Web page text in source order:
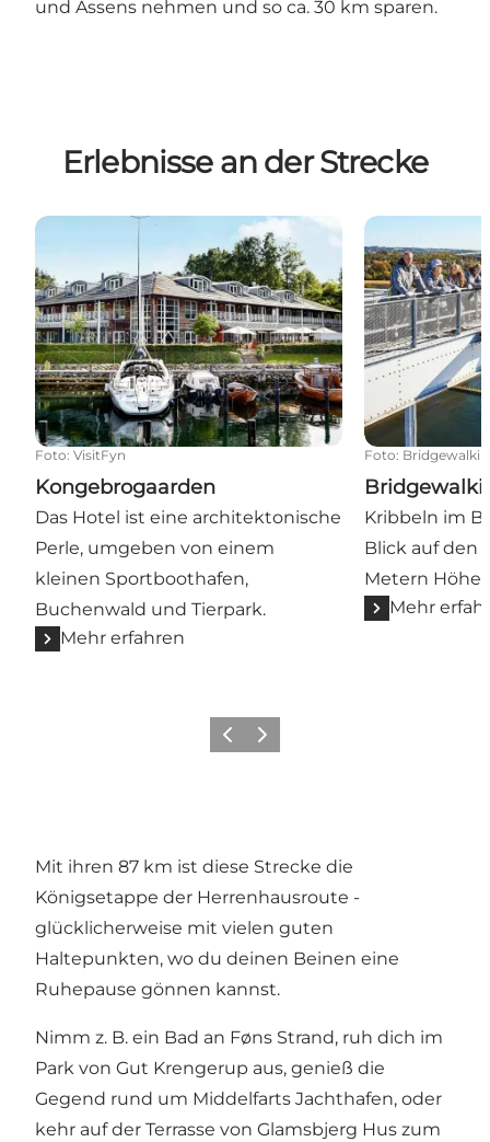
und Assens nehmen und so ca. 30 km sparen.
Erlebnisse an der Strecke
Kongebrogaarden
Foto: VisitFyn
Kongebrogaarden
Das Hotel ist eine architektonische
Perle, umgeben von einem
kleinen Sportboothafen,
Buchenwald und Tierpark.
Mehr erfahren
Foto:
Kribbeln im
Blick auf den
Metern Höhe.
Mehr
ZurückWeiter
Mit ihren 87 km ist diese Strecke die
Königsetappe der Herrenhausroute -
glücklicherweise mit vielen guten
Haltepunkten, wo du deinen Beinen eine
Ruhepause gönnen kannst.
Nimm z. B. ein Bad an Føns Strand, ruh dich im
Park von Gut Krengerup aus, genieß die
Gegend rund um Middelfarts Jachthafen, oder
kehr auf der Terrasse von Glamsbjerg Hus zum